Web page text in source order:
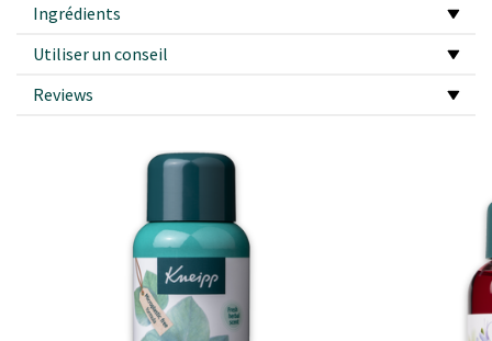
Ingrédients
Utiliser un conseil
Reviews